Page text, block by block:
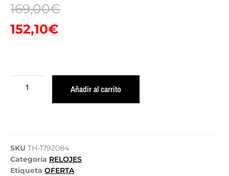
169,00€
152,10€
Añadir al carrito
SKU TH-1792084
Categoría RELOJES
Etiqueta OFERTA